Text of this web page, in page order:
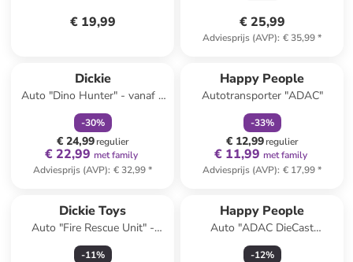
€ 19,99 € 25,99
Adviesprijs (AVP): € 35,99*
Dickie
Auto "Dino Hunter" - vanaf 3
jaar
-30%
€ 24,99regulier
€ 22,99 met family
Adviesprijs (AVP): € 32,99*
Happy People
Autotransporter "ADAC"
-33%
€ 12,99regulier
€ 11,99 met family
Adviesprijs (AVP): € 17,99*
Dickie Toys
Auto "Fire Rescue Unit" -
vanaf 3 jaar
-11%
Happy People
Auto "ADAC DieCast
Transporter met aanhanger"
-12%